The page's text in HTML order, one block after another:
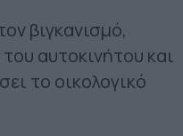
βιγκανισμό,
αυτοκινήτου και
το οικολογικό